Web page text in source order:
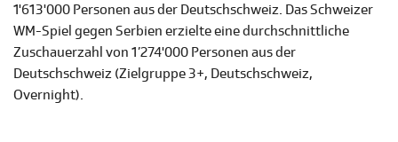
1'613'000 Personen aus der Deutschschweiz. Das Schweizer
WM-Spiel gegen Serbien erzielte eine durchschnittliche
Zuschauerzahl von 1’274'000 Personen aus der
Deutschschweiz (Zielgruppe 3+, Deutschschweiz,
Overnight).